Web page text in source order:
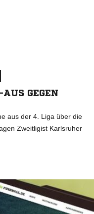
GEGEN
aus der 4. Liga über die
Zweitligist Karlsruher